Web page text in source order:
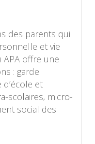
des parents qui
et vie
APA offre une
: garde
d’école et
scolaires, micro-
social des